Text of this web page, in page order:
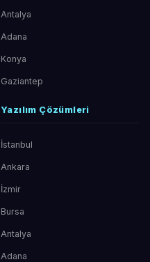
Antalya
Adana
Konya
Gaziantep
Yazılım Çözümleri
İstanbul
Ankara
İzmir
Bursa
Antalya
Adana